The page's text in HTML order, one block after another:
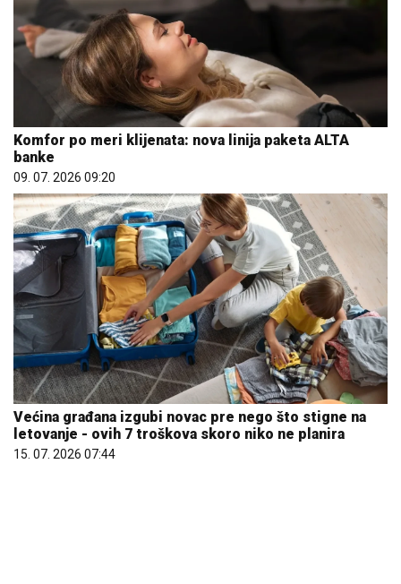
Komfor po meri klijenata: nova linija paketa ALTA
banke
09. 07. 2026 09:20
Većina građana izgubi novac pre nego što stigne na
letovanje - ovih 7 troškova skoro niko ne planira
15. 07. 2026 07:44